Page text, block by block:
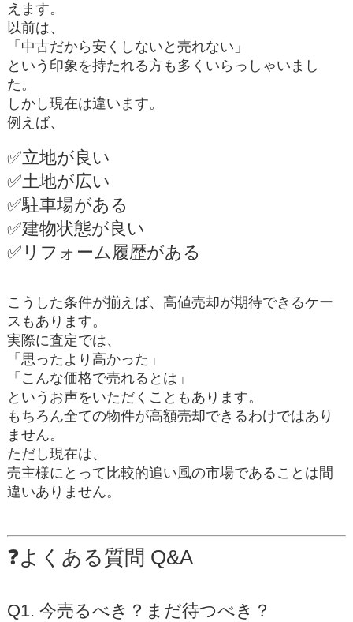
えます。
以前は、
「中古だから安くしないと売れない」
という印象を持たれる方も多くいらっしゃいまし
た。
しかし現在は違います。
例えば、
✅立地が良い
✅土地が広い
✅駐車場がある
✅建物状態が良い
✅リフォーム履歴がある
こうした条件が揃えば、高値売却が期待できるケー
スもあります。
実際に査定では、
「思ったより高かった」
「こんな価格で売れるとは」
というお声をいただくこともあります。
もちろん全ての物件が高額売却できるわけではあり
ません。
ただし現在は、
売主様にとって比較的追い風の市場であることは間
違いありません。
❓よくある質問 Q&A
Q1. 今売るべき？まだ待つべき？